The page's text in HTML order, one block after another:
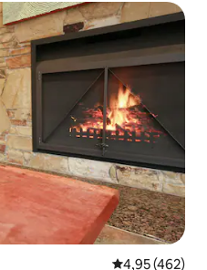
4,95 de uma
4,95 (462)